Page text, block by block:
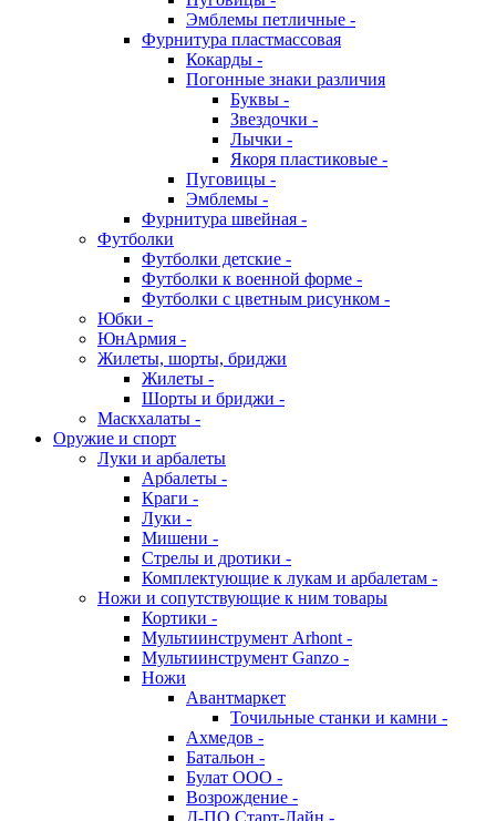
Эмблемы петличные -
Фурнитура пластмассовая
Кокарды -
Погонные знаки различия
Буквы -
Звездочки -
Лычки -
Якоря пластиковые -
Пуговицы -
Эмблемы -
Фурнитура швейная -
Футболки
Футболки детские -
Футболки к военной форме -
Футболки с цветным рисунком -
Юбки -
ЮнАрмия -
Жилеты, шорты, бриджи
Жилеты -
Шорты и бриджи -
Маскхалаты -
Оружие и спорт
Луки и арбалеты
Арбалеты -
Краги -
Луки -
Мишени -
Стрелы и дротики -
Комплектующие к лукам и арбалетам -
Ножи и сопутствующие к ним товары
Кортики -
Мультиинструмент Arhont -
Мультиинструмент Ganzo -
Ножи
Авантмаркет
Точильные станки и камни -
Ахмедов -
Батальон -
Булат ООО -
Возрождение -
Д-ПО Старт-Лайн -